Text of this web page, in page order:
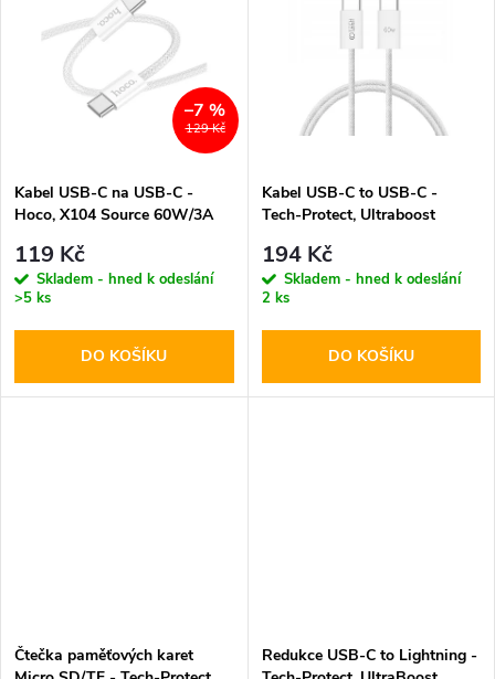
129 Kč
–7 %
Kabel USB-C na USB-C -
Hoco, X104 Source 60W/3A
119 Kč
Skladem - hned k odeslání
>5 ks
DO KOŠÍKU
Kabel USB-C to USB-C -
Tech-Protect, Ultraboost
194 Kč
Skladem - hned k odeslání
2 ks
DO KOŠÍKU
Čtečka paměťových karet
Redukce USB-C to Lightning -